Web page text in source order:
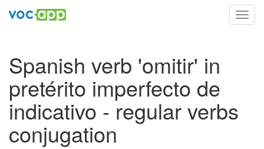
Spanish verb 'omitir' in
pretérito imperfecto de
indicativo - regular verbs
conjugation